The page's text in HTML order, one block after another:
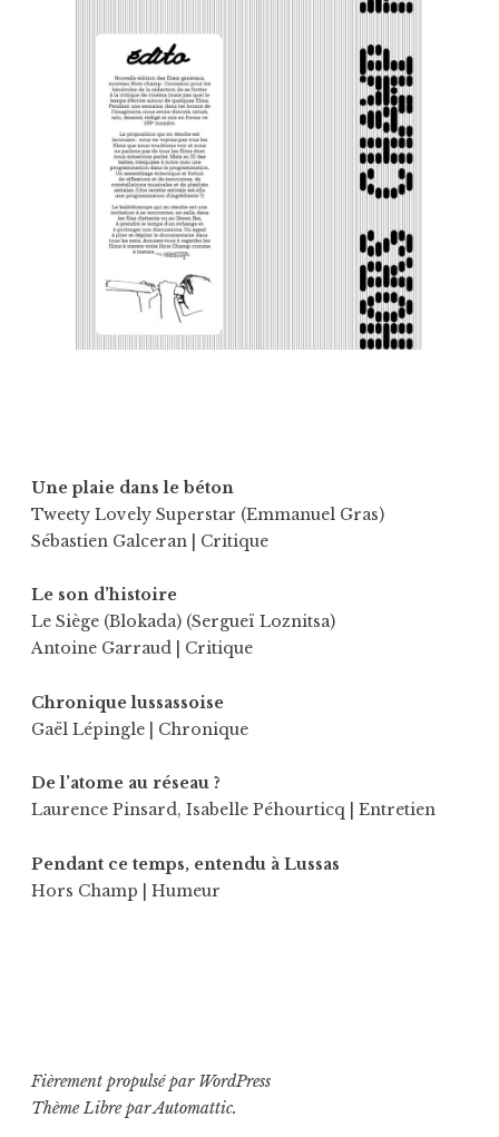
Une plaie dans le béton
Tweety Lovely Superstar (Emmanuel Gras)
Sébastien Galceran | Critique
Le son d’histoire
Le Siège (Blokada) (Sergueï Loznitsa)
Antoine Garraud | Critique
Chronique lussassoise
Gaël Lépingle | Chronique
De l’atome au réseau ?
Laurence Pinsard, Isabelle Péhourticq | Entretien
Pendant ce temps, entendu à Lussas
Hors Champ | Humeur
Fièrement propulsé par WordPress
Thème Libre parAutomattic.